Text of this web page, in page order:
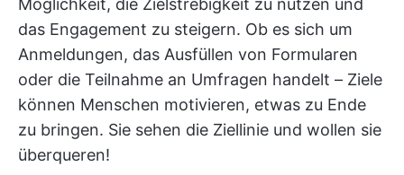
Möglichkeit, die Zielstrebigkeit zu nutzen und
das Engagement zu steigern. Ob es sich um
Anmeldungen, das Ausfüllen von Formularen
oder die Teilnahme an Umfragen handelt – Ziele
können Menschen motivieren, etwas zu Ende
zu bringen. Sie sehen die Ziellinie und wollen sie
überqueren!